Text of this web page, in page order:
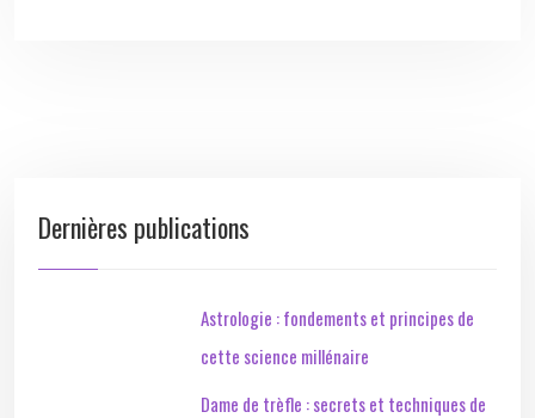
Dernières publications
Astrologie : fondements et principes de
cette science millénaire
Dame de trèfle : secrets et techniques de